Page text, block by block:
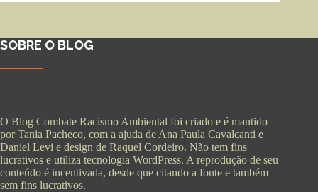
SOBRE O BLOG
O Blog Combate Racismo Ambiental foi criado e é mantido
por Tania Pacheco, com a ajuda de Ana Paula Cavalcanti e
Daniel Levi e design de Raquel Cordeiro. Não tem fins
lucrativos e utiliza tecnologia WordPress. A reprodução de seu
conteúdo é incentivada, desde que citando a fonte e também
sem fins lucrativos.